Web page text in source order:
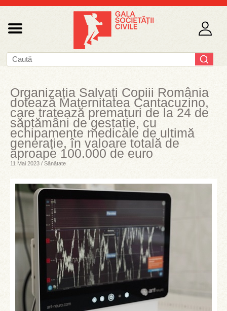
Organizația Salvați Copiii România
dotează Maternitatea Cantacuzino,
care tratează prematuri de la 24 de
săptămâni de gestație, cu
echipamente medicale de ultimă
generație, în valoare totală de
aproape 100.000 de euro
11 Mai 2023 / Sănătate